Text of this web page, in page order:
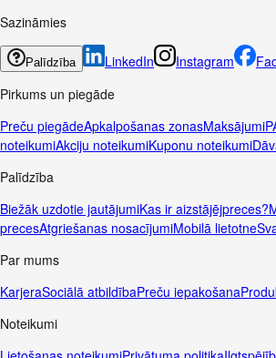
Sazināmies
Palīdzība LinkedIn Instagram
Pirkums un piegāde
Preču piegādeApkalpošanas zonasMaksājumi
noteikumiAkciju noteikumiKuponu noteikumi
Palīdzība
Biežāk uzdotie jautājumiKas ir aizstājējpreces?
precesAtgriešanas nosacījumiMobilā lietotne
Par mums
KarjeraSociālā atbildībaPreču iepakošana
Noteikumi